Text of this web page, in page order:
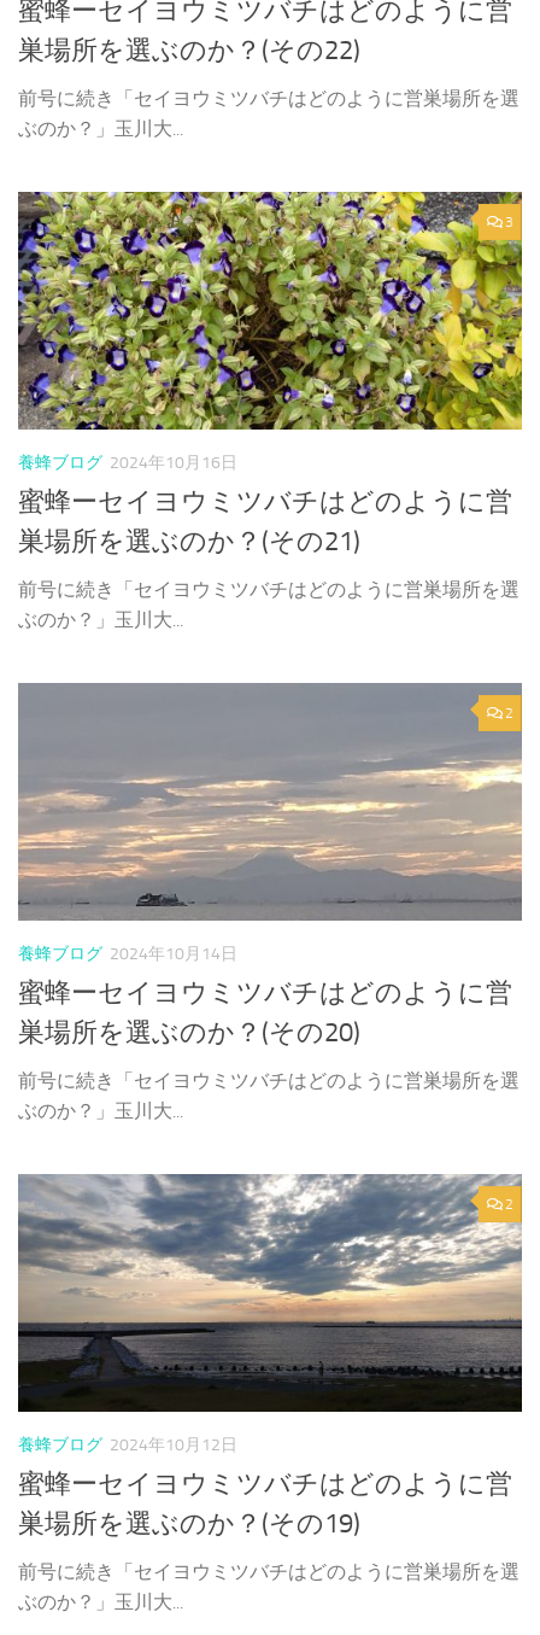
蜜蜂ーセイヨウミツバチはどのように営
巣場所を選ぶのか？(その22)
前号に続き「セイヨウミツバチはどのように営巣場所を選
ぶのか？」玉川大...
3
養蜂ブログ 2024年10月16日
蜜蜂ーセイヨウミツバチはどのように営
巣場所を選ぶのか？(その21)
前号に続き「セイヨウミツバチはどのように営巣場所を選
ぶのか？」玉川大...
2
養蜂ブログ 2024年10月14日
蜜蜂ーセイヨウミツバチはどのように営
巣場所を選ぶのか？(その20)
前号に続き「セイヨウミツバチはどのように営巣場所を選
ぶのか？」玉川大...
2
養蜂ブログ 2024年10月12日
蜜蜂ーセイヨウミツバチはどのように営
巣場所を選ぶのか？(その19)
前号に続き「セイヨウミツバチはどのように営巣場所を選
ぶのか？」玉川大...